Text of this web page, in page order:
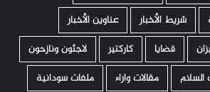
شريط الأخبار
عناوين الأخبار
قضايا كاركتير
لاجئون ونازحون
مقالات واراء
ملفات سودانية